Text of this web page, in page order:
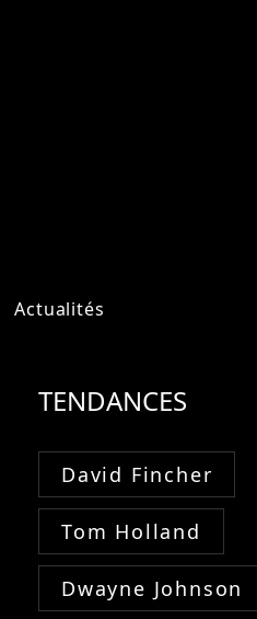
Actualités
TENDANCES
David Fincher
Tom Holland
Dwayne Johnson